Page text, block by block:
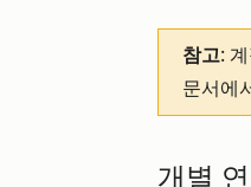
참고:
문서에
개별